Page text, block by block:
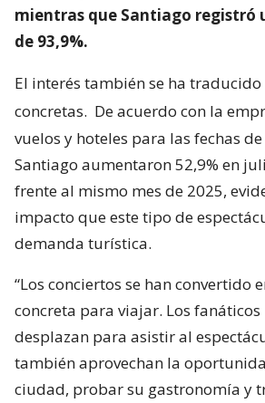
mientras que Santiago registró
de 93,9%.
El interés también se ha traducido
concretas. De acuerdo con la
vuelos y hoteles para las fechas
Santiago aumentaron 52,9% en
frente al mismo mes de 2025,
impacto que este tipo de
demanda turística.
“Los conciertos se han convertido
concreta para viajar. Los fanáticos
desplazan para asistir al
también aprovechan la
ciudad, probar su gastronomía y